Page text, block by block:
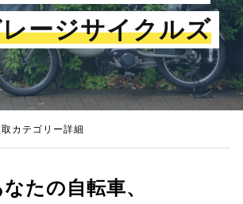
ージサイクルズ
カテゴリー詳細
たの自転車、